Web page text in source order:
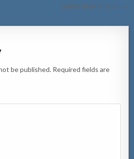
edukashon i trabou →
be published. Required fields are